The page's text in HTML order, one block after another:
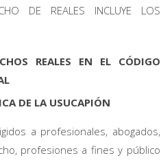
DE REALES INCLUYE LOS
REALES EN EL CÓDIGO
DE LA USUCAPIÓN
a profesionales, abogados,
profesiones a fines y público